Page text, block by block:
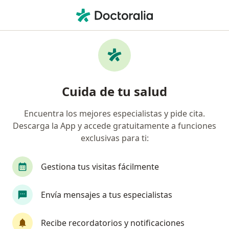
Cuida de tu salud
Encuentra los mejores especialistas y pide cita.
Descarga la App y accede gratuitamente a funciones
exclusivas para ti:
Gestiona tus visitas fácilmente
Envía mensajes a tus especialistas
Recibe recordatorios y notificaciones
¿Qué estás buscando?
Enfermedades
Información, expertos y
preguntas frecuentes
Información Pregunta al Experto
No descuides tu salud